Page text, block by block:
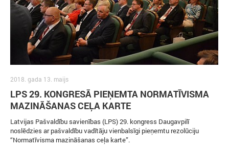
2018. gada 13. maijs
LPS 29. KONGRESĀ PIEŅEMTA NORMATĪVISMA
MAZINĀŠANAS CEĻA KARTE
Latvijas Pašvaldību savienības (LPS) 29. kongress Daugavpilī
noslēdzies ar pašvaldību vadītāju vienbalsīgi pieņemtu rezolūciju
“Normatīvisma mazināšanas ceļa karte”.